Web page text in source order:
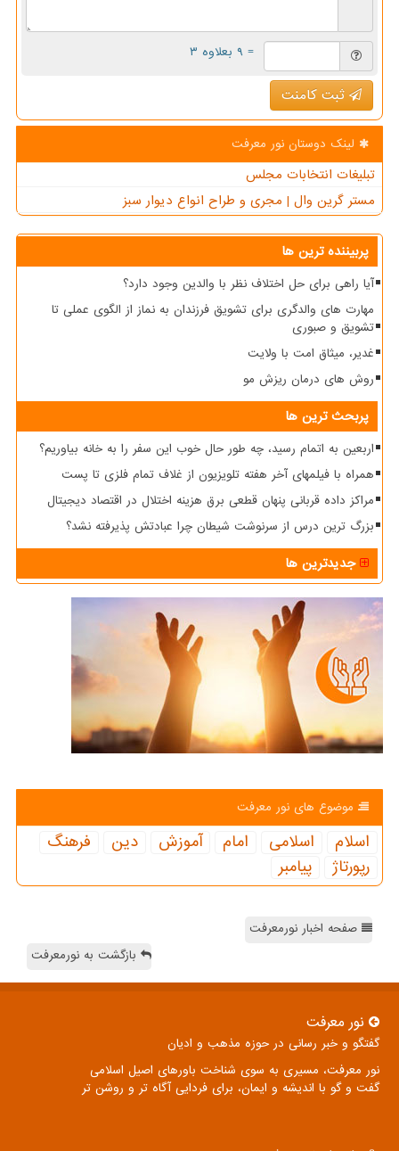
= ۹ بعلاوه ۳
ثبت کامنت
لینک دوستان نور معرفت
تبلیغات انتخابات مجلس
مستر گرین وال | مجری و طراح انواع دیوار سبز
پربیننده ترین ها
آیا راهی برای حل اختلاف نظر با والدین وجود دارد؟
مهارت های والدگری برای تشویق فرزندان به نماز از الگوی عملی تا
تشویق و صبوری
غدیر، میثاق امت با ولایت
روش های درمان ریزش مو
پربحث ترین ها
اربعین به اتمام رسید، چه طور حال خوب این سفر را به خانه بیاوریم؟
همراه با فیلمهای آخر هفته تلویزیون از غلاف تمام فلزی تا پست
مراکز داده قربانی پنهان قطعی برق هزینه اختلال در اقتصاد دیجیتال
بزرگ ترین درس از سرنوشت شیطان چرا عبادتش پذیرفته نشد؟
جدیدترین ها
موضوع های نور معرفت
اسلام اسلامی امام آموزش دین
فرهنگ
رپورتاژ
پیامبر
صفحه اخبار نورمعرفت
بازگشت به نورمعرفت
نور معرفت
گفتگو و خبر رسانی در حوزه مذهب و ادیان
نور معرفت، مسیری به سوی شناخت باورهای اصیل اسلامی
گفت و گو با اندیشه و ایمان، برای فردایی آگاه تر و روشن تر